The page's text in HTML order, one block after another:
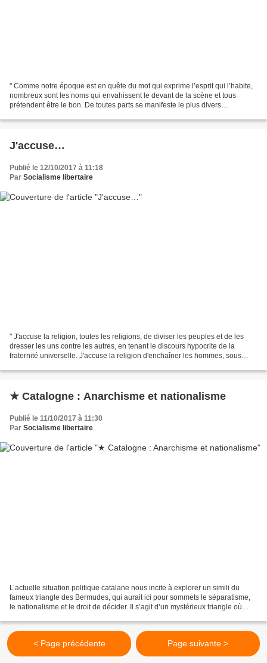
" Comme notre époque est en quête du mot qui exprime l’esprit qui l’habite,
nombreux sont les noms qui envahissent le devant de la scène et tous
prétendent être le bon. De toutes parts se manifeste le plus divers
J'accuse…
Publié le 12/10/2017 à 11:18
Par Socialisme libertaire
" J'accuse la religion, toutes les religions, de diviser les peuples et de les
dresser les uns contre les autres, en tenant le discours hypocrite de la
fraternité universelle. J'accuse la religion d'enchaîner les hommes, sous
★ Catalogne : Anarchisme et nationalisme
Publié le 11/10/2017 à 11:30
Par Socialisme libertaire
L’actuelle situation politique catalane nous incite à explorer un simili du
fameux triangle des Bermudes, qui aurait ici pour sommets le séparatisme,
le nationalisme et le droit de décider. Il s’agit d’un mystérieux triangle où
< Page précédente Page suivante >